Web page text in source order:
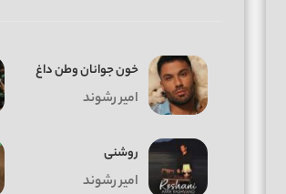
خون جوانان وطن داغ
امیر رشوند
روشنی
امیر رشوند